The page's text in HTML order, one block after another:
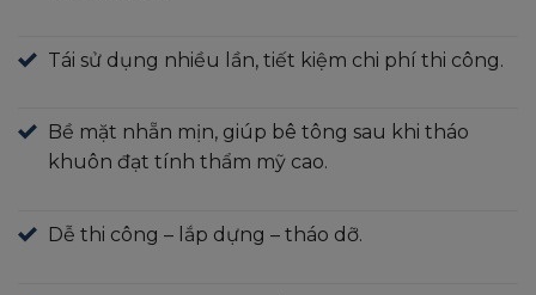
Tái sử dụng nhiều lần, tiết kiệm chi phí thi công.
Bề mặt nhẵn mịn, giúp bê tông sau khi tháo
khuôn đạt tính thẩm mỹ cao.
Dễ thi công – lắp dựng – tháo dỡ.